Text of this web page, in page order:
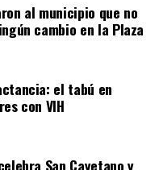
al municipio que no
cambio en la Plaza
el tabú en
con VIH
San Cayetano y